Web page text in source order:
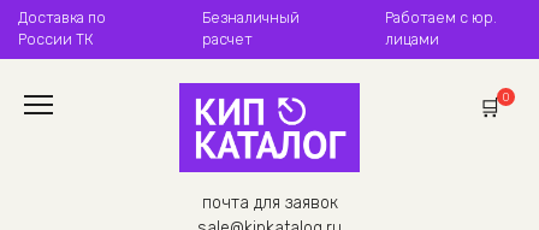
Перейти
содержанию
Доставка по
России ТК
Безналичный
расчет
Работаем с юр.
лицами
почта для заявок
0